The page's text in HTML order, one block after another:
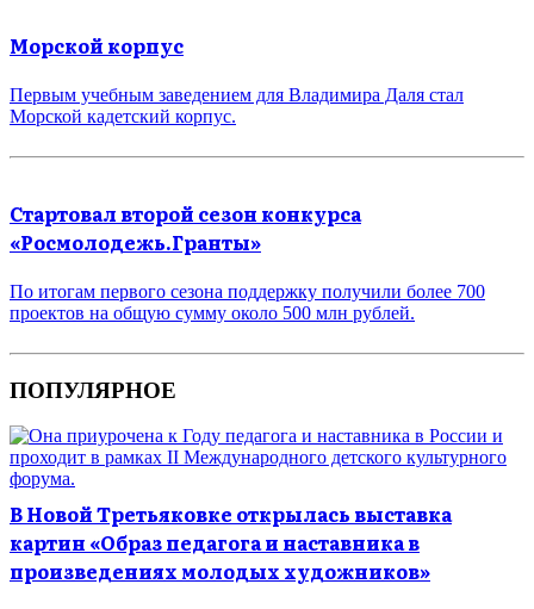
Морской корпус
Первым учебным заведением для Владимира Даля стал
Морской кадетский корпус.
Стартовал второй сезон конкурса
«Росмолодежь.Гранты»
По итогам первого сезона поддержку получили более 700
проектов на общую сумму около 500 млн рублей.
ПОПУЛЯРНОЕ
В Новой Третьяковке открылась выставка
картин «Образ педагога и наставника в
произведениях молодых художников»